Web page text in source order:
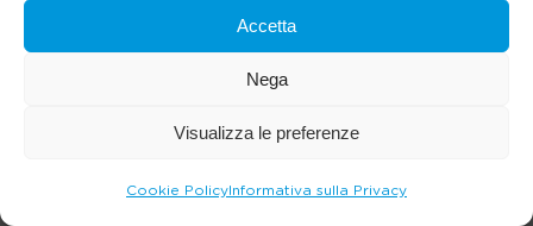
Accetta
Nega
Visualizza le preferenze
Cookie PolicyInformativa sulla Privacy